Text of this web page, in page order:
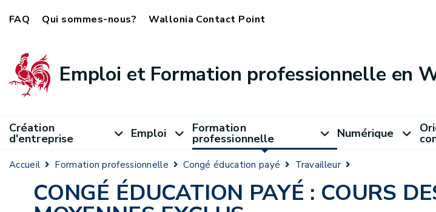
FAQ Qui sommes-nous? Wallonia Contact Point
Emploi et Formation professionnelle en
Création
d'entreprise Emploi Formation
professionnelle Numérique
Accueil Formation professionnelle Congé éducation payé Travailleur
CONGÉ ÉDUCATION PAYÉ : COURS